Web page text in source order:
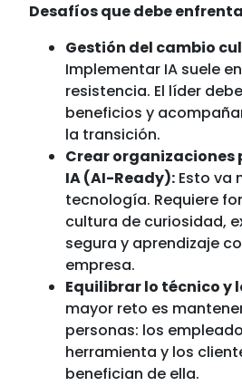
Desafíos que debe
Gestión del cambio
Implementar IA suele
resistencia. El líder
beneficios y
la transición.
Crear organizaciones
IA (AI-Ready): Esto va
tecnología. Requiere
cultura de curiosidad,
segura y aprendizaje
empresa.
Equilibrar lo técnico y
mayor reto es
personas: los
herramienta y los
benefician de ella.